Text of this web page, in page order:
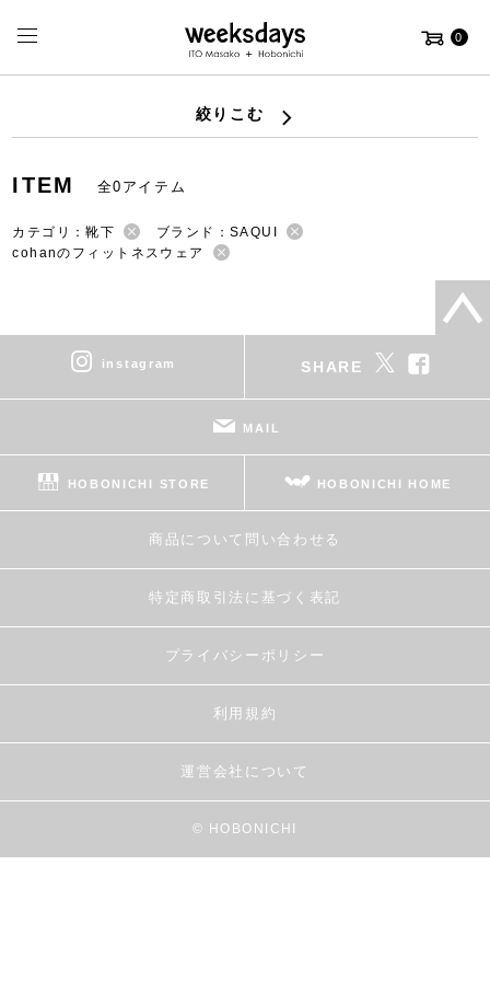
0
絞りこむ
ITEM 全0アイテム
カテゴリ：靴下
ブランド：SAQUI
cohanのフィットネスウェア
instagram SHARE
MAIL
HOBONICHI STORE HOBONICHI HOME
商品について問い合わせる
特定商取引法に基づく表記
プライバシーポリシー
利用規約
運営会社について
© HOBONICHI